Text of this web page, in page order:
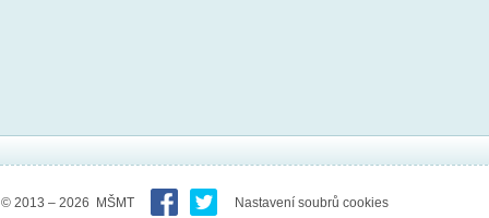
© 2013 – 2026 MŠMT Nastavení soubrů cookies